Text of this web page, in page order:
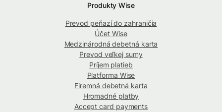
Produkty Wise
Prevod peňazí do zahraničia
Účet Wise
Medzinárodná debetná karta
Prevod veľkej sumy
Príjem platieb
Platforma Wise
Firemná debetná karta
Hromadné platby
Accept card payments